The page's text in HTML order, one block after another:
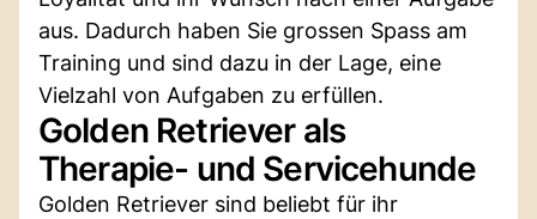
aus. Dadurch haben Sie grossen Spass am
Training und sind dazu in der Lage, eine
Vielzahl von Aufgaben zu erfüllen.
Golden Retriever als
Therapie- und Servicehunde
Golden Retriever sind beliebt für ihr